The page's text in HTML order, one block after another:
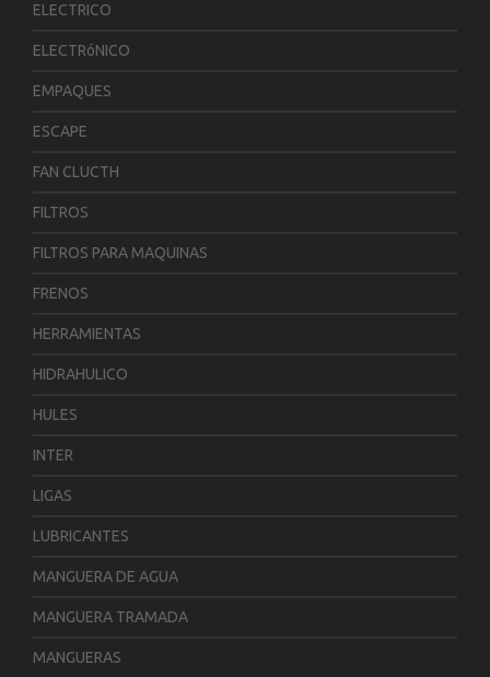
ELECTRICO
ELECTRóNICO
EMPAQUES
ESCAPE
FAN CLUCTH
FILTROS
FILTROS PARA MAQUINAS
FRENOS
HERRAMIENTAS
HIDRAHULICO
HULES
INTER
LIGAS
LUBRICANTES
MANGUERA DE AGUA
MANGUERA TRAMADA
MANGUERAS